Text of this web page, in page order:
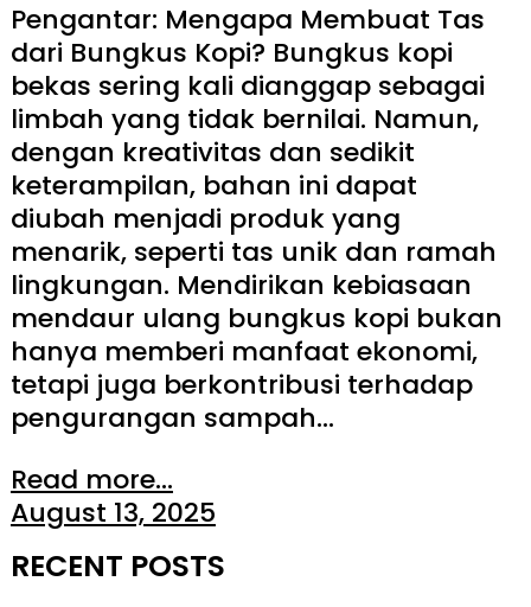
Pengantar: Mengapa Membuat Tas
dari Bungkus Kopi? Bungkus kopi
bekas sering kali dianggap sebagai
limbah yang tidak bernilai. Namun,
dengan kreativitas dan sedikit
keterampilan, bahan ini dapat
diubah menjadi produk yang
menarik, seperti tas unik dan ramah
lingkungan. Mendirikan kebiasaan
mendaur ulang bungkus kopi bukan
hanya memberi manfaat ekonomi,
tetapi juga berkontribusi terhadap
pengurangan sampah…
Read more...
August 13, 2025
RECENT POSTS